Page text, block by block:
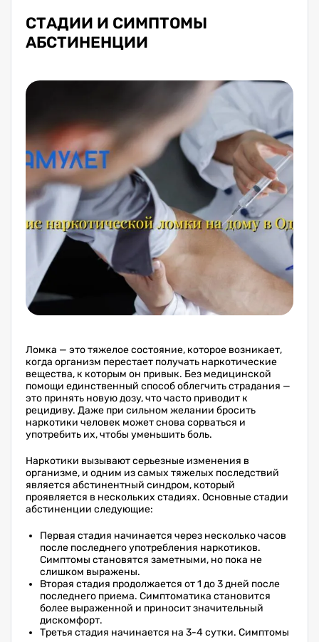
СТАДИИ И СИМПТОМЫ
АБСТИНЕНЦИИ
Ломка — это тяжелое состояние, которое возникает,
когда организм перестает получать наркотические
вещества, к которым он привык. Без медицинской
помощи единственный способ облегчить страдания —
это принять новую дозу, что часто приводит к
рецидиву. Даже при сильном желании бросить
наркотики человек может снова сорваться и
употребить их, чтобы уменьшить боль.
Наркотики вызывают серьезные изменения в
организме, и одним из самых тяжелых последствий
является абстинентный синдром, который
проявляется в нескольких стадиях. Основные стадии
абстиненции следующие:
Первая стадия начинается через несколько часов
после последнего употребления наркотиков.
Симптомы становятся заметными, но пока не
слишком выражены.
Вторая стадия продолжается от 1 до 3 дней после
последнего приема. Симптоматика становится
более выраженной и приносит значительный
дискомфорт.
Третья стадия начинается на 3-4 сутки. Симптомы